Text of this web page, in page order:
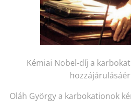
Kémiai Nobel-díj a
Oláh György a karbokationok